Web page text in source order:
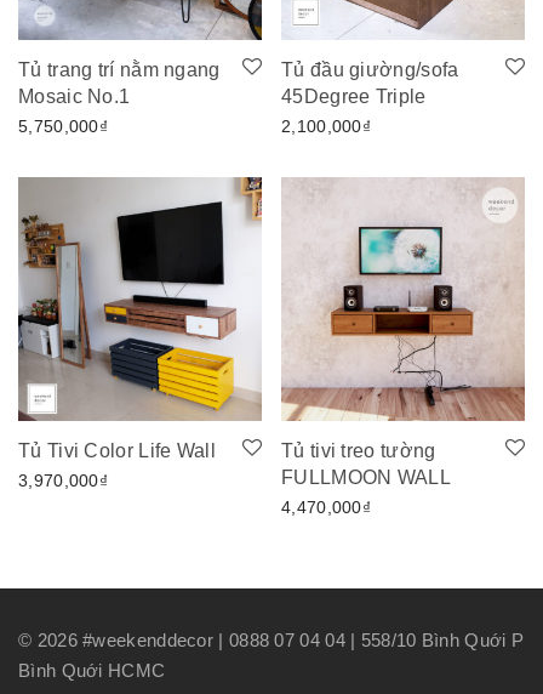
Tủ trang trí nằm ngang
Mosaic No.1
5,750,000₫
Tủ đầu giường/sofa
45Degree Triple
2,100,000₫
Tủ Tivi Color Life Wall
3,970,000₫
Tủ tivi treo tường
FULLMOON WALL
4,470,000₫
© 2026#weekenddecor | 0888 07 04 04 | 558/10 Bình Quới P
Bình Quới HCMC